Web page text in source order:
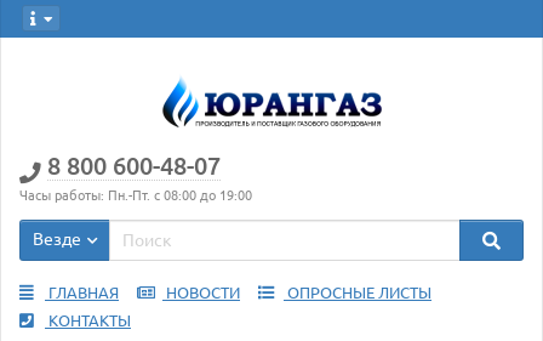
8 800 600-48-07
Часы работы: Пн.-Пт. с 08:00 до 19:00
Везде
ГЛАВНАЯ НОВОСТИ
ОПРОСНЫЕ ЛИСТЫ
КОНТАКТЫ